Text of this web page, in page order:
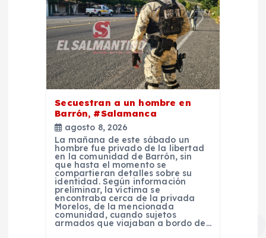
Secuestran a un hombre en
Barrón, #Salamanca
agosto 8, 2026
La mañana de este sábado un
hombre fue privado de la libertad
en la comunidad de Barrón, sin
que hasta el momento se
compartieran detalles sobre su
identidad. Según información
preliminar, la víctima se
encontraba cerca de la privada
Morelos, de la mencionada
comunidad, cuando sujetos
armados que viajaban a bordo de…